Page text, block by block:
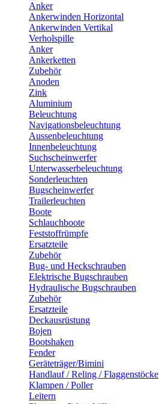
Anker
Ankerwinden Horizontal
Ankerwinden Vertikal
Verholspille
Anker
Ankerketten
Zubehör
Anoden
Zink
Aluminium
Beleuchtung
Navigationsbeleuchtung
Aussenbeleuchtung
Innenbeleuchtung
Suchscheinwerfer
Unterwasserbeleuchtung
Sonderleuchten
Bugscheinwerfer
Trailerleuchten
Boote
Schlauchboote
Feststoffrümpfe
Ersatzteile
Zubehör
Bug- und Heckschrauben
Elektrische Bugschrauben
Hydraulische Bugschrauben
Zubehör
Ersatzteile
Deckausrüstung
Bojen
Bootshaken
Fender
Geräteträger/Bimini
Handlauf / Reling / Flaggenstöcke
Klampen / Poller
Leitern